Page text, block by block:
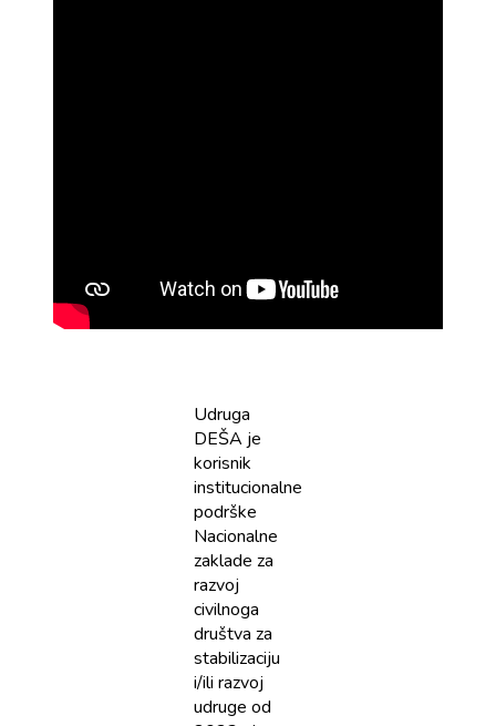
Udruga
DEŠA je
korisnik
institucionalne
podrške
Nacionalne
zaklade za
razvoj
civilnoga
društva za
stabilizaciju
i/ili razvoj
udruge od